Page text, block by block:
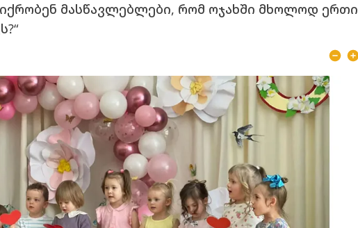
მასწავლებლები, რომ ოჯახში მხოლოდ ერთი